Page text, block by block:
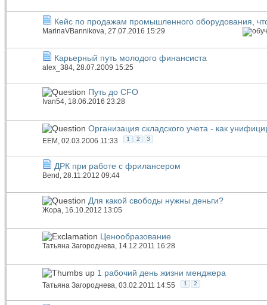
Кейс по продажам промышленного оборудования,
MarinaVBannikova, 27.07.2016 15:29
Карьерный путь молодого финансиста
alex_384 , 28.07.2009 15:25
Путь до CFO
Ivan54, 18.06.2016 23:28
Организация складского учета - как
EEM , 02.03.2006 11:33 1 2 3
ДРК при работе с фрилансером
Bend , 28.11.2012 09:44
Для какой свободы нужны деньги?
Жора , 16.10.2012 13:05
Ценообразование
Татьяна Загороднева, 14.12.2011 16:28
1 рабочий день жизни менджера
Татьяна Загороднева , 03.02.2011 14:55 1 2